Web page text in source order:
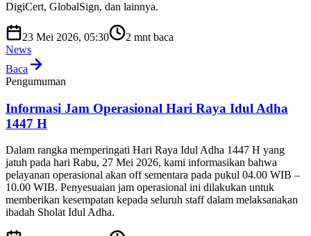
DigiCert, GlobalSign, dan lainnya.
23 Mei 2026, 05:30 2 mnt baca
News
Baca
Pengumuman
Informasi Jam Operasional Hari Raya Idul Adha
1447 H
Dalam rangka memperingati Hari Raya Idul Adha 1447 H yang
jatuh pada hari Rabu, 27 Mei 2026, kami informasikan bahwa
pelayanan operasional akan off sementara pada pukul 04.00 WIB –
10.00 WIB. Penyesuaian jam operasional ini dilakukan untuk
memberikan kesempatan kepada seluruh staff dalam melaksanakan
ibadah Sholat Idul Adha.